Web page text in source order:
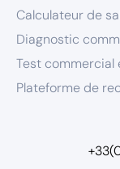
Calculateur de
Diagnostic
Test commercial
Plateforme de